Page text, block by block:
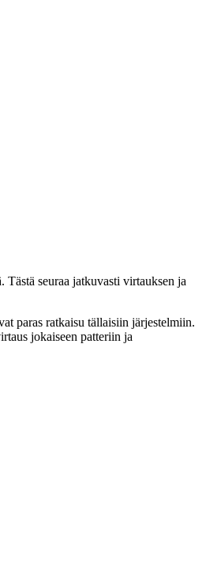
seuraa jatkuvasti virtauksen ja
paras ratkaisu tällaisiin järjestelmiin.
jokaiseen patteriin ja